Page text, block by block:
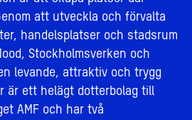
att utveckla och förvalta
handelsplatser och stadsrum
Stockholmsverken och
levande, attraktiv och trygg
är ett helägt dotterbolag till
AMF och har två